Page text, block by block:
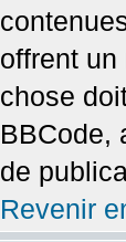
offrent
chose
BBCode,
de
Revenir